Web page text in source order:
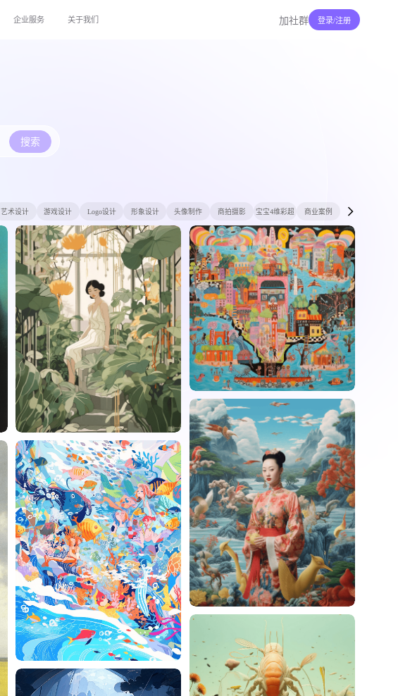
企业服务 关于我们 加社群 登录/注册
搜索
艺术设计 游戏设计 Logo设计 形象设计 头像制作 商拍摄影 宝宝4维彩超 商业案例